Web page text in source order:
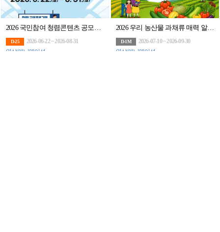
2026 국민참여 청렴콘텐츠 공모전(~8/31)
D-25
2026-06-22 ~ 2026-08-31
영상/애니메이션
2026 우리 농산물 과채류 매력 알리기 콘텐츠 공모전
D-1M
2026-07-10 ~ 2026-09-30
영상/애니메이션